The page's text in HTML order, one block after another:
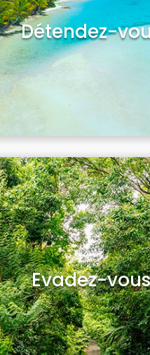
Détendez-
Evadez-vous